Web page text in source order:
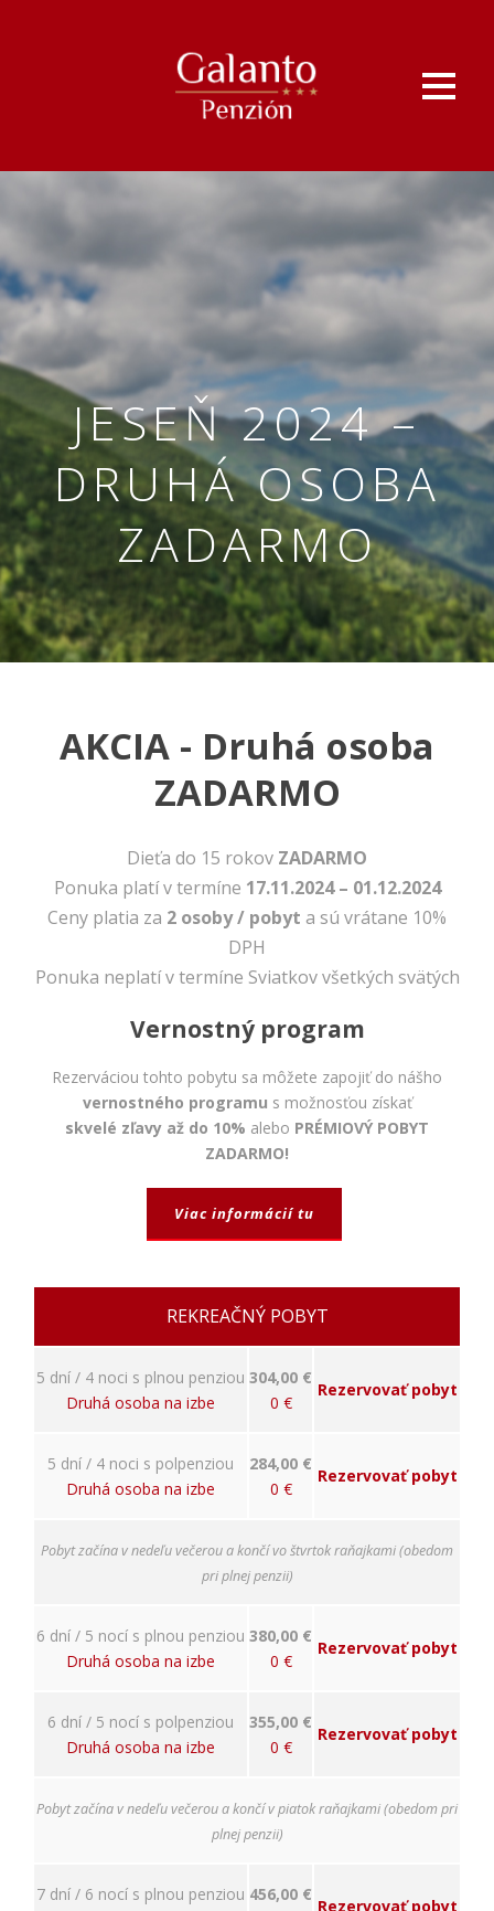
JESEŇ 2024 –
DRUHÁ OSOBA
ZADARMO
AKCIA - Druhá osoba
ZADARMO
Dieťa do 15 rokov ZADARMO
Ponuka platí v termíne 17.11.2024 – 01.12.2024
Ceny platia za 2 osoby / pobyt a sú vrátane 10%
DPH
Ponuka neplatí v termíne Sviatkov všetkých svätých
Vernostný program
Rezerváciou tohto pobytu sa môžete zapojiť do nášho
vernostného programu s možnosťou získať
skvelé zľavy až do 10% alebo PRÉMIOVÝ POBYT
ZADARMO!
Viac informácií tu
REKREAČNÝ POBYT
5 dní / 4 noci s plnou penziou
Druhá osoba na izbe
304,00 €
0 €
Rezervovať pobyt
5 dní / 4 noci s polpenziou
Druhá osoba na izbe
284,00 €
0 €
Rezervovať pobyt
Pobyt začína v nedeľu večerou a končí vo štvrtok raňajkami (obedom
pri plnej penzii)
6 dní / 5 nocí s plnou penziou
Druhá osoba na izbe
380,00 €
0 €
Rezervovať pobyt
6 dní / 5 nocí s polpenziou
Druhá osoba na izbe
355,00 €
0 €
Rezervovať pobyt
Pobyt začína v nedeľu večerou a končí v piatok raňajkami (obedom pri
plnej penzii)
7 dní / 6 nocí s plnou penziou 456,00 €
Rezervovať pobyt
Nevyhnutné
Tieto cookies
sú
fungovanie
našej webovej
Zahŕňajú
prihlásenie,
bezpečnostné
alebo
formulárov.
Bez týchto
cookies by
stránka
nemohla
zaistenie
funkčnosti
základ:
oprávnený
záujem
Štatistiky
porozumieť,
ako
našu stránku,
aby sme ju
Tieto
cookies
anonymne.
Účel: analýza
návštevnosti,
obsahu;